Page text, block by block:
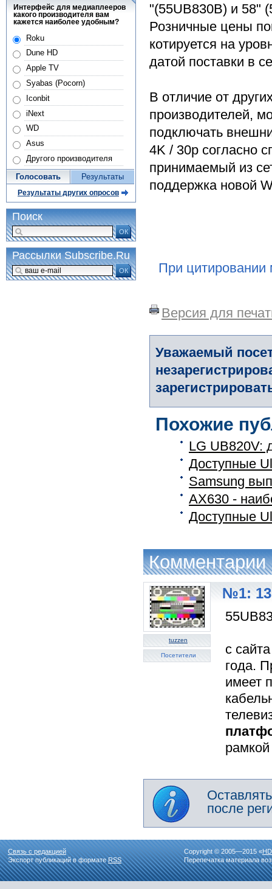
"(55UB830B) и 58"
Розничные цены
котируется на
датой поставки в
В отличие от
производителей,
подключать
4K / 30p согласно
принимаемый из
поддержка новой
При цитировании
Версия для
Уважаемый
Похожие
LG UB820V:
Доступные
Samsung
AX630 -
Доступные
Комментарии
tuzzen
Посетители
№1: 13
с
года.
имеет
после
Интерфейс для медиаплееров
какого производителя вам
кажется наиболее удобным?
Roku
Dune HD
Apple TV
Syabas (Pocorn)
Iconbit
iNext
WD
Asus
Другого производителя
Голосовать Результаты
Результаты других опросов
Поиск
ОК
Рассылки Subscribe.Ru
ОК
Связь с редакцией
Экспорт публикаций в форматеRSS
Copyright © 2005—2015 «
Перепечатка материала